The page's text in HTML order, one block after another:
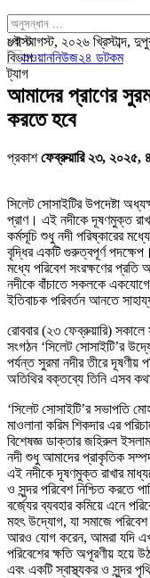
পোস্ট
বিভাগ
ট্যাগ
৯ই আগস্ট, ২০২৬ খ্রিস্টাব্দ,
আমাদের প্রাণের
করতে হবে
প্রকাশফেব্রুয়ারি ২৩, ২০২৫,
সিলেট সোসাইটির উপদেষ্টা
প্রাণ। এই নদীকে দূষণমুক্ত
কর্মসূচি শুধু নদী পরিষ্কারের
বৃদ্ধির একটি গুরুত্বপূর্ণ
মধ্যে পরিবেশ সংরক্ষণের প্রতি
নদীকে বাঁচাতে সকলকে
ইতিবাচক পরিবর্তন আনতে
রোববার (২৩ ফেব্রুয়ারি)
সংগঠন ‘সিলেট সোসাইটি’র
পর্যন্ত সুরমা নদীর তীরে দূষণীয়
অতিথির বক্তব্যে তিনি এসব
‘সিলেট সোসাইটি’র সভাপতি
মাওলানা করিম শিকদার এর
বিশেষজ্ঞ ডাক্তার জহিরুল
নদী শুধু আমাদের প্রাকৃতিক
এই নদীকে দূষণমুক্ত রাখার
ও সুন্দর পরিবেশ নিশ্চিত করতে
বর্জ্যের ব্যবহার কমিয়ে এনে
মহৎ উদ্যোগ, যা সমাজে পরিবেশ
আরও যোগ করেন, আমরা যদি
পরিবেশের ক্ষতি অপূরণীয় হয়ে
এবং একটি স্বাস্থ্যকর ও সুন্দর